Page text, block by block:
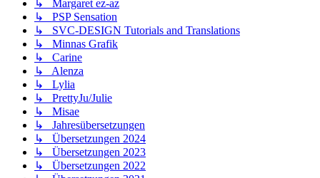
↳ Margaret ez-az
↳ PSP Sensation
↳ SVC-DESIGN Tutorials and Translations
↳ Minnas Grafik
↳ Carine
↳ Alenza
↳ Lylia
↳ PrettyJu/Julie
↳ Misae
↳ Jahresübersetzungen
↳ Übersetzungen 2024
↳ Übersetzungen 2023
↳ Übersetzungen 2022